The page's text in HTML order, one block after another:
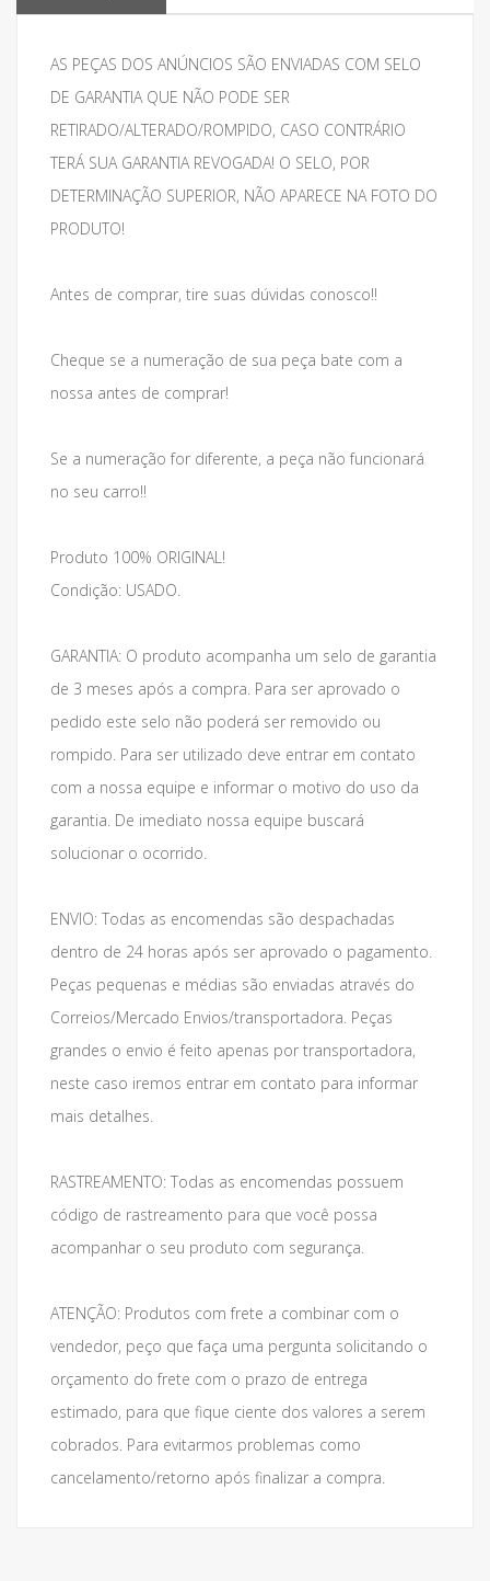
AS PEÇAS DOS ANÚNCIOS SÃO ENVIADAS COM SELO
DE GARANTIA QUE NÃO PODE SER
RETIRADO/ALTERADO/ROMPIDO, CASO CONTRÁRIO
TERÁ SUA GARANTIA REVOGADA! O SELO, POR
DETERMINAÇÃO SUPERIOR, NÃO APARECE NA FOTO DO
PRODUTO!
Antes de comprar, tire suas dúvidas conosco!!
Cheque se a numeração de sua peça bate com a
nossa antes de comprar!
Se a numeração for diferente, a peça não funcionará
no seu carro!!
Produto 100% ORIGINAL!
Condição: USADO.
GARANTIA: O produto acompanha um selo de garantia
de 3 meses após a compra. Para ser aprovado o
pedido este selo não poderá ser removido ou
rompido. Para ser utilizado deve entrar em contato
com a nossa equipe e informar o motivo do uso da
garantia. De imediato nossa equipe buscará
solucionar o ocorrido.
ENVIO: Todas as encomendas são despachadas
dentro de 24 horas após ser aprovado o pagamento.
Peças pequenas e médias são enviadas através do
Correios/Mercado Envios/transportadora. Peças
grandes o envio é feito apenas por transportadora,
neste caso iremos entrar em contato para informar
mais detalhes.
RASTREAMENTO: Todas as encomendas possuem
código de rastreamento para que você possa
acompanhar o seu produto com segurança.
ATENÇÃO: Produtos com frete a combinar com o
vendedor, peço que faça uma pergunta solicitando o
orçamento do frete com o prazo de entrega
estimado, para que fique ciente dos valores a serem
cobrados. Para evitarmos problemas como
cancelamento/retorno após finalizar a compra.